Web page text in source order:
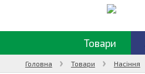
Товари
Головна Товари Насіння